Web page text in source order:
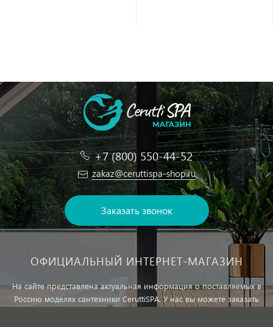
+7 (800) 550-44-52
zakaz@ceruttispa-shop.ru
Заказать звонок
ОФИЦИАЛЬНЫЙ ИНТЕРНЕТ-МАГАЗИН
На сайте представлена актуальная информация о поставляемых в
Россию моделях сантехники CeruttiSPA. У нас вы можете заказать